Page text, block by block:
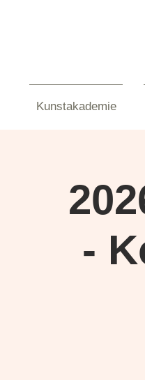
Kunstakademie
-